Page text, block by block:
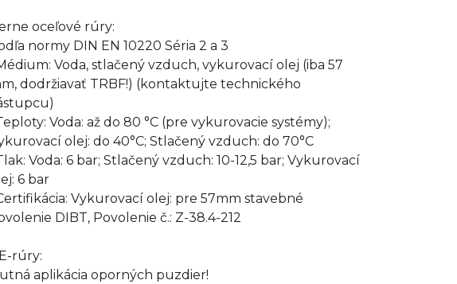
oceľové rúry:
normy DIN EN 10220 Séria 2 a 3
Voda, stlačený vzduch, vykurovací olej (iba 57
dodržiavať TRBF!) (kontaktujte technického
Voda: až do 80 °C (pre vykurovacie systémy);
olej: do 40°C; Stlačený vzduch: do 70°C
Voda: 6 bar; Stlačený vzduch: 10-12,5 bar; Vykurovací
6 bar
Vykurovací olej: pre 57mm stavebné
DIBT, Povolenie č.: Z-38.4-212
rúry:
aplikácia oporných puzdier!